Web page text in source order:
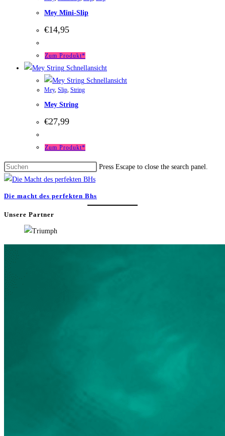
Mey Mini-Slip
€14,95
Zum Produkt*
Schnellansicht
Schnellansicht
Mey, Slip String
Mey String
€27,99
Zum Produkt*
Press Escape to close the search panel.
Die macht des perfekten Bhs
Unsere Partner